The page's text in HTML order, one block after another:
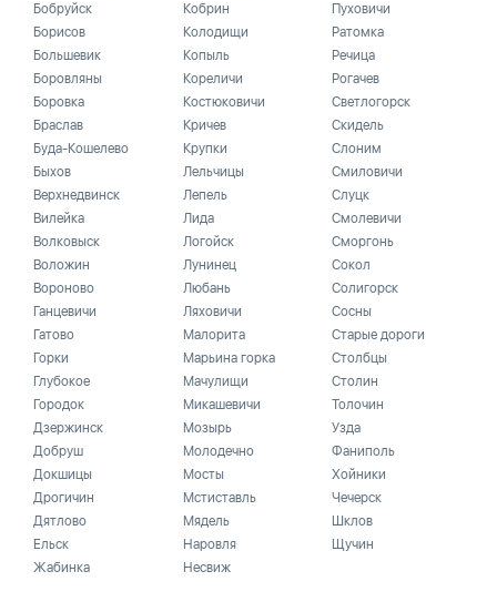
Бобруйск
Борисов
Большевик
Боровляны
Боровка
Браслав
Буда-Кошелево
Быхов
Верхнедвинск
Вилейка
Волковыск
Воложин
Вороново
Ганцевичи
Гатово
Горки
Глубокое
Городок
Дзержинск
Добруш
Докшицы
Дрогичин
Дятлово
Ельск
Жабинка
Кобрин
Колодищи
Копыль
Кореличи
Костюковичи
Кричев
Крупки
Лельчицы
Лепель
Лида
Логойск
Лунинец
Любань
Ляховичи
Малорита
Марьина горка
Мачулищи
Микашевичи
Мозырь
Молодечно
Мосты
Мстиставль
Мядель
Наровля
Несвиж
Пуховичи
Ратомка
Речица
Рогачев
Светлогорск
Скидель
Слоним
Смиловичи
Слуцк
Смолевичи
Сморгонь
Сокол
Солигорск
Сосны
Старые дороги
Столбцы
Столин
Толочин
Узда
Фаниполь
Хойники
Чечерск
Шклов
Щучин